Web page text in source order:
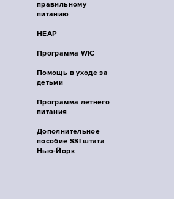
правильному
питанию
HEAP
Программа WIC
Помощь в уходе за
детьми
Программа летнего
питания
Дополнительное
пособие SSI штата
Нью-Йорк